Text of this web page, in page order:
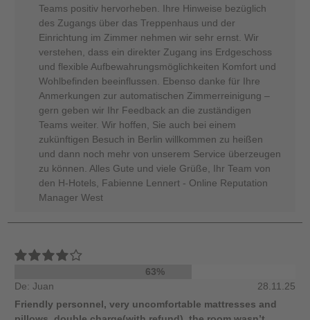
Teams positiv hervorheben. Ihre Hinweise bezüglich
des Zugangs über das Treppenhaus und der
Einrichtung im Zimmer nehmen wir sehr ernst. Wir
verstehen, dass ein direkter Zugang ins Erdgeschoss
und flexible Aufbewahrungsmöglichkeiten Komfort und
Wohlbefinden beeinflussen. Ebenso danke für Ihre
Anmerkungen zur automatischen Zimmerreinigung –
gern geben wir Ihr Feedback an die zuständigen
Teams weiter. Wir hoffen, Sie auch bei einem
zukünftigen Besuch in Berlin willkommen zu heißen
und dann noch mehr von unserem Service überzeugen
zu können. Alles Gute und viele Grüße, Ihr Team von
den H-Hotels, Fabienne Lennert - Online Reputation
Manager West
63%
De: Juan
28.11.25
Friendly personnel, very uncomfortable mattresses and